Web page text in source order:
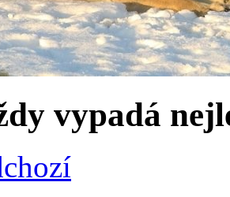
vypadá